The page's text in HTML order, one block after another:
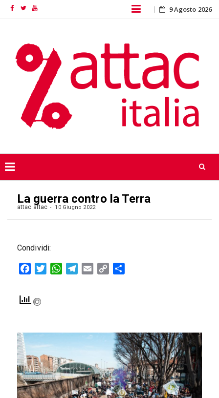
FacebookTwitterYouTube Skip
content
9 Agosto 2026
content
La guerra contro la Terra
attac attac 10 Giugno 2022
Condividi:
FacebookTwitterWhatsAppTelegram
Email
Copy